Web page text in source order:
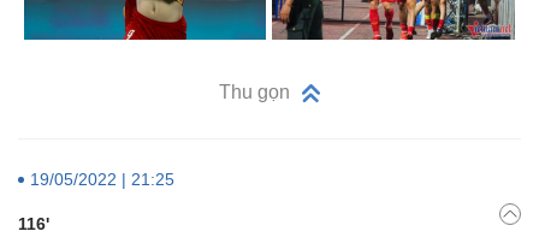
Thu gọn
19/05/2022 | 21:25
116'